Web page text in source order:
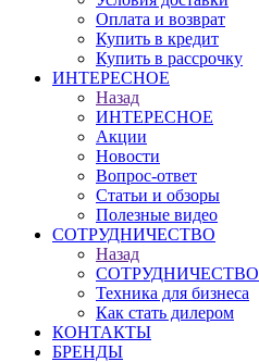
Оплата и возврат
Купить в кредит
Купить в рассрочку
ИНТЕРЕСНОЕ
Назад
ИНТЕРЕСНОЕ
Акции
Новости
Вопрос-ответ
Статьи и обзоры
Полезные видео
СОТРУДНИЧЕСТВО
Назад
СОТРУДНИЧЕСТВО
Техника для бизнеса
Как стать дилером
КОНТАКТЫ
БРЕНДЫ